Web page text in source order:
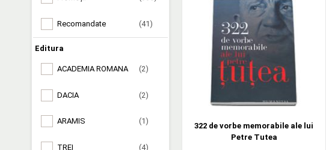
Recomandate (41)
Editura
ACADEMIA ROMANA (2)
DACIA (2)
ARAMIS (1)
TREI (4)
322 de vorbe memorabile ale lui
Petre Tutea